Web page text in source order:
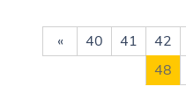
« 40 41 42
48